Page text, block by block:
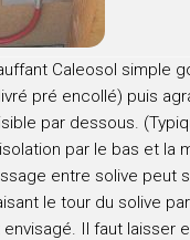
Caleosol simple
pré encollé) puis
par dessous.
par le bas et la
entre solive peut
le tour du solive
Il faut laisser